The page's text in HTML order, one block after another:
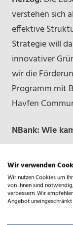
verstehen sich
effektive
Strategie will
innovativer
wir die
Programm mit
Havfen
NBank: Wie
Wir
kurze Wege
einen Tag die
ansprechbar.
Wir verwenden
Wir nutzen Cookies um
von ihnen sind
verbessern. Wir
Angebot